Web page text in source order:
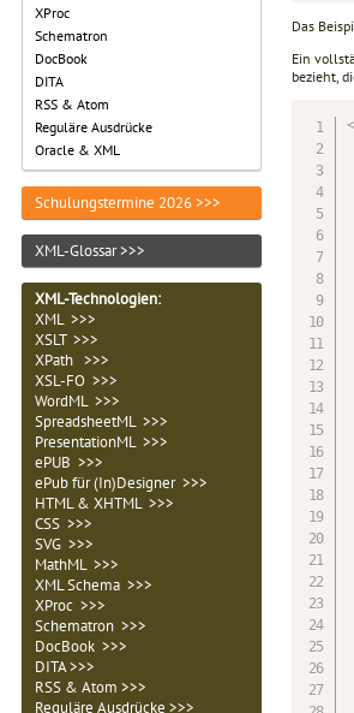
XProc
Schematron
DocBook
DITA
RSS & Atom
Reguläre Ausdrücke
Oracle & XML
Schulungstermine 2026 >>>
XML-Glossar >>>
XML-Technologien:
XML >>>
XSLT >>>
XPath >>>
XSL-FO >>>
WordML >>>
SpreadsheetML >>>
PresentationML >>>
ePUB >>>
ePub für (In)Designer >>>
HTML & XHTML >>>
CSS >>>
SVG >>>
MathML >>>
XML Schema >>>
XProc >>>
Schematron >>>
DocBook >>>
DITA >>>
RSS & Atom >>>
Reguläre Ausdrücke >>>
Das
Ein
bezieht,
<